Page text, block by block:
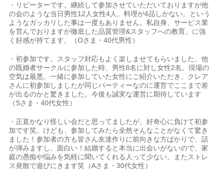
・リピーターです。継続して参加させていただいておりますが他
の会のような当日男性12人女性4人。料理が4品しかない。という
ようなガッカリした事は一度もありません。私自身、サービス業
を営んでおりますが徹底した品質管理&スタッフへの教育。に強
く好感が持てます。（Oさま・40代男性）
・初参加です。スタッフ対応もよく楽しませてもらいました。他
の既婚者サークルに参加した時、男性8名に対し女性2名。現場の
空気は最悪。一緒に参加していた女性にご紹介いただき、クレア
さんに初参加しましたが同じパーティーなのに運営でここまで差
が出るのかと驚きました。今後も誠実な運営に期待しています
（Sさま・40代女性）
・正直かなり怪しい会だと思ってましたが、好奇心に負けて初参
加です笑。けども、参加してみたら全然そんなことがなくて驚き
ました！参加者の方も皆さん友達作りに前向きな方ばかりで、話
が弾みますし、面白い！結婚すると本当に出会いがないので、家
庭の愚痴や悩みを気軽に聞いてくれる人って少ない。またストレ
ス発散で遊びにきます笑（Aさま・30代女性）